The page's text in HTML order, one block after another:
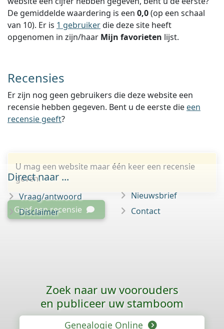
De gemiddelde waardering is een 0,0(op een schaal
van 10). Er is 1 gebruikerdie deze site heeft
opgenomen in zijn/haar Mijn favorieten lijst.
Recensies
Er zijn nog geen gebruikers die deze website een
recensie hebben gegeven. Bent u de eerste die een
recensie geeft?
U mag een website maar één keer een recensie
geven.
Geef een recensie
Direct naar ...
Vraag/antwoord
Disclaimer
Nieuwsbrief
Contact
Zoek naar uw voorouders
en publiceer uw stamboom
Genealogie Online